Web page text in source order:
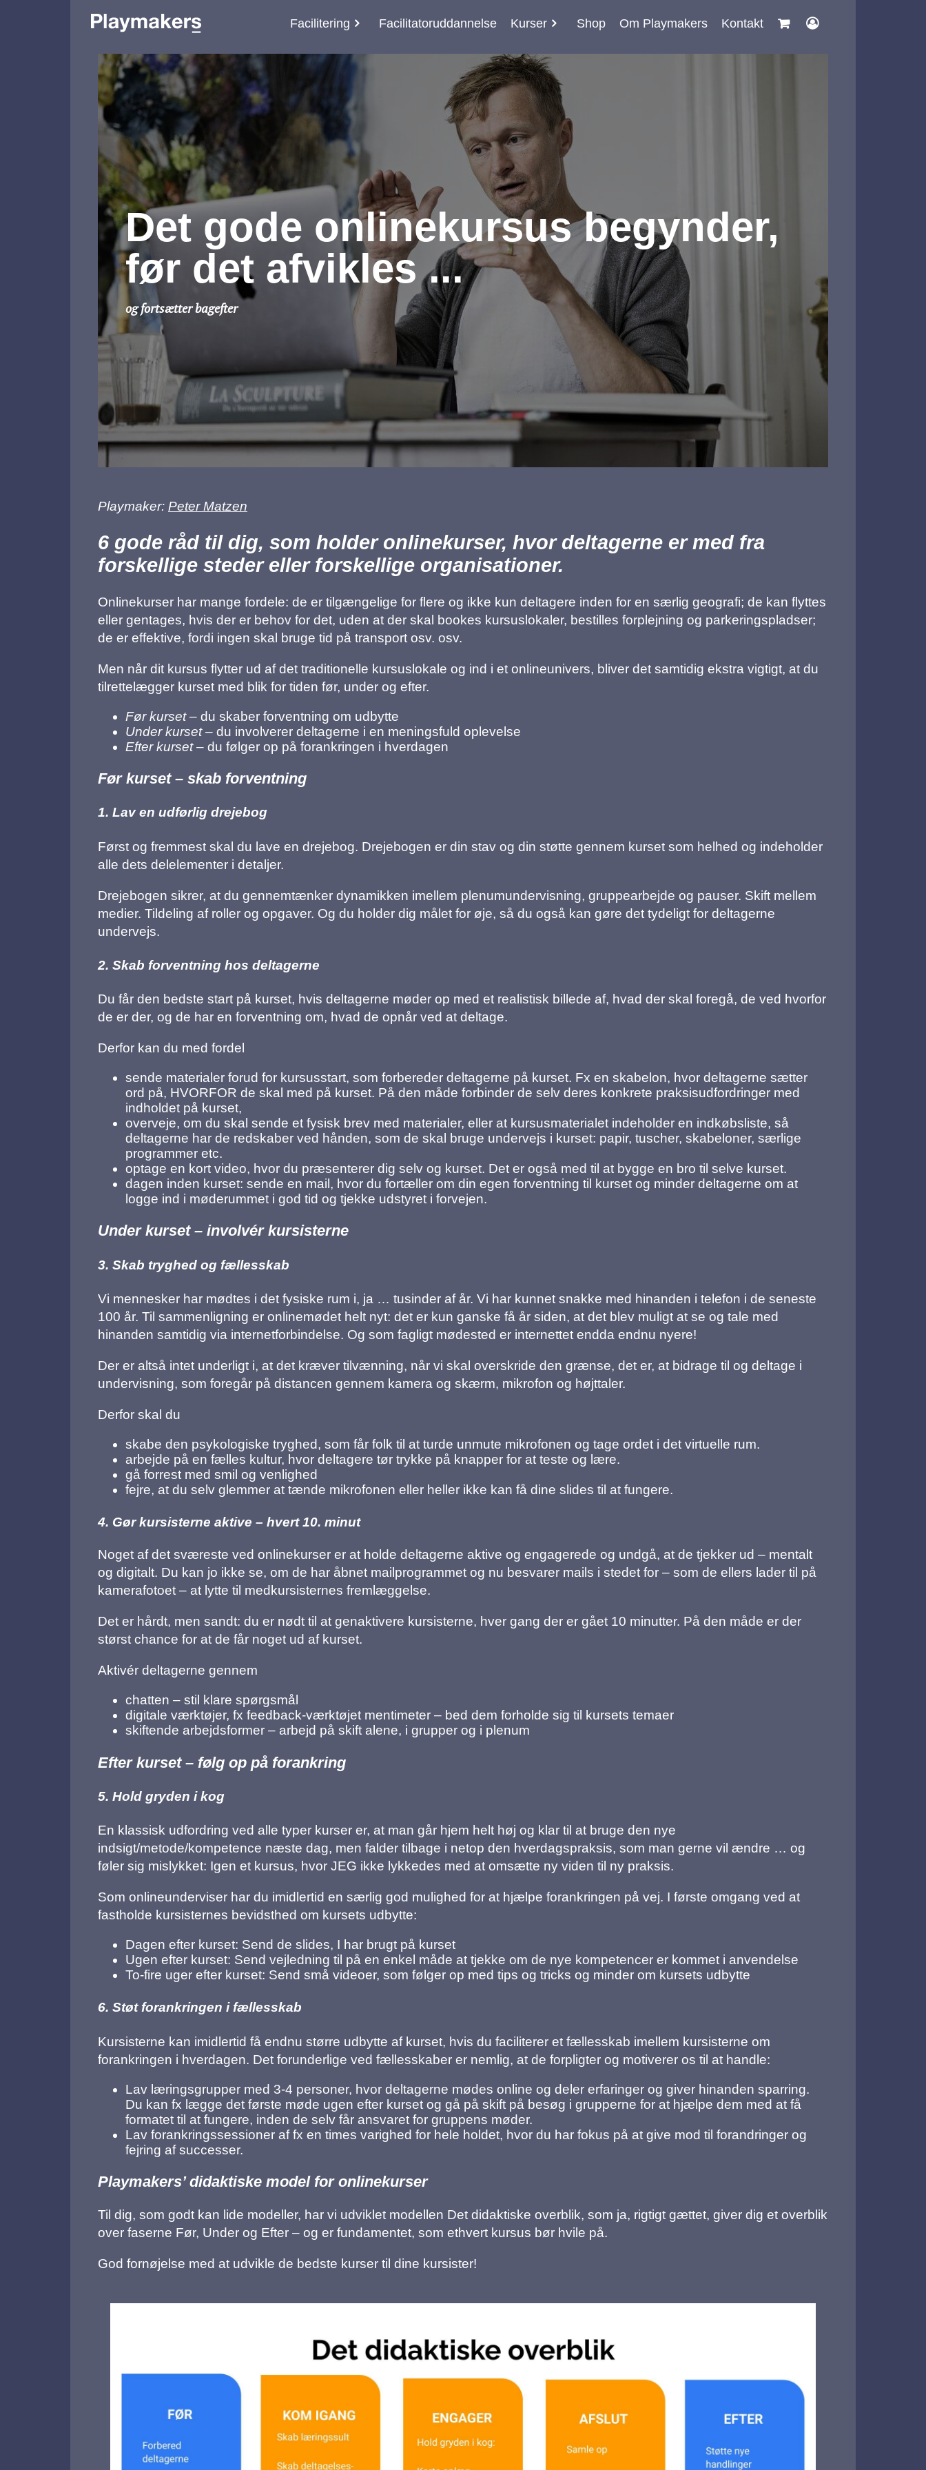
Facilitering Facilitatoruddannelse Kurser Shop Om Playmakers Kontakt
Det gode onlinekursus begynder,
før det afvikles ...
og fortsætter bagefter
Playmaker: Peter Matzen
6 gode råd til dig, som holder onlinekurser, hvor deltagerne er med fra
forskellige steder eller forskellige organisationer.
Onlinekurser har mange fordele: de er tilgængelige for flere og ikke kun deltagere inden for en særlig geografi; de kan flyttes
eller gentages, hvis der er behov for det, uden at der skal bookes kursuslokaler, bestilles forplejning og parkeringspladser;
de er effektive, fordi ingen skal bruge tid på transport osv. osv.
Men når dit kursus flytter ud af det traditionelle kursuslokale og ind i et onlineunivers, bliver det samtidig ekstra vigtigt, at du
tilrettelægger kurset med blik for tiden før, under og efter.
Før kurset– du skaber forventning om udbytte
Under kurset– du involverer deltagerne i en meningsfuld oplevelse
Efter kurset– du følger op på forankringen i hverdagen
Før kurset – skab forventning
1. Lav en udførlig drejebog
Først og fremmest skal du lave en drejebog. Drejebogen er din stav og din støtte gennem kurset som helhed og indeholder
alle dets delelementer i detaljer.
Drejebogen sikrer, at du gennemtænker dynamikken imellem plenumundervisning, gruppearbejde og pauser. Skift mellem
medier. Tildeling af roller og opgaver. Og du holder dig målet for øje, så du også kan gøre det tydeligt for deltagerne
undervejs.
2. Skab forventning hos deltagerne
Du får den bedste start på kurset, hvis deltagerne møder op med et realistisk billede af, hvad der skal foregå, de ved hvorfor
de er der, og de har en forventning om, hvad de opnår ved at deltage.
Derfor kan du med fordel
sende materialer forud for kursusstart, som forbereder deltagerne på kurset. Fx en skabelon, hvor deltagerne sætter
ord på, HVORFOR de skal med på kurset. På den måde forbinder de selv deres konkrete praksisudfordringer med
indholdet på kurset,
overveje, om du skal sende et fysisk brev med materialer, eller at kursusmaterialet indeholder en indkøbsliste, så
deltagerne har de redskaber ved hånden, som de skal bruge undervejs i kurset: papir, tuscher, skabeloner, særlige
programmer etc.
optage en kort video, hvor du præsenterer dig selv og kurset. Det er også med til at bygge en bro til selve kurset.
dagen inden kurset: sende en mail, hvor du fortæller om din egen forventning til kurset og minder deltagerne om at
logge ind i møderummet i god tid og tjekke udstyret i forvejen.
Under kurset – involvér kursisterne
3. Skab tryghed og fællesskab
Vi mennesker har mødtes i det fysiske rum i, ja … tusinder af år. Vi har kunnet snakke med hinanden i telefon i de seneste
100 år. Til sammenligning er onlinemødet helt nyt: det er kun ganske få år siden, at det blev muligt at se og tale med
hinanden samtidig via internetforbindelse. Og som fagligt mødested er internettet endda endnu nyere!
Der er altså intet underligt i, at det kræver tilvænning, når vi skal overskride den grænse, det er, at bidrage til og deltage i
undervisning, som foregår på distancen gennem kamera og skærm, mikrofon og højttaler.
Derfor skal du
skabe den psykologiske tryghed, som får folk til at turde unmute mikrofonen og tage ordet i det virtuelle rum.
arbejde på en fælles kultur, hvor deltagere tør trykke på knapper for at teste og lære.
gå forrest med smil og venlighed
fejre, at du selv glemmer at tænde mikrofonen eller heller ikke kan få dine slides til at fungere.
4. Gør kursisterne aktive – hvert 10. minut
Noget af det sværeste ved onlinekurser er at holde deltagerne aktive og engagerede og undgå, at de tjekker ud – mentalt
og digitalt. Du kan jo ikke se, om de har åbnet mailprogrammet og nu besvarer mails i stedet for – som de ellers lader til på
kamerafotoet – at lytte til medkursisternes fremlæggelse.
Det er hårdt, men sandt: du er nødt til at genaktivere kursisterne, hver gang der er gået 10 minutter. På den måde er der
størst chance for at de får noget ud af kurset.
Aktivér deltagerne gennem
chatten – stil klare spørgsmål
digitale værktøjer, fx feedback-værktøjet mentimeter – bed dem forholde sig til kursets temaer
skiftende arbejdsformer – arbejd på skift alene, i grupper og i plenum
Efter kurset – følg op på forankring
5. Hold gryden i kog
En klassisk udfordring ved alle typer kurser er, at man går hjem helt høj og klar til at bruge den nye
indsigt/metode/kompetence næste dag, men falder tilbage i netop den hverdagspraksis, som man gerne vil ændre … og
føler sig mislykket: Igen et kursus, hvor JEG ikke lykkedes med at omsætte ny viden til ny praksis.
Som onlineunderviser har du imidlertid en særlig god mulighed for at hjælpe forankringen på vej. I første omgang ved at
fastholde kursisternes bevidsthed om kursets udbytte:
Dagen efter kurset: Send de slides, I har brugt på kurset
Ugen efter kurset: Send vejledning til på en enkel måde at tjekke om de nye kompetencer er kommet i anvendelse
To-fire uger efter kurset: Send små videoer, som følger op med tips og tricks og minder om kursets udbytte
6. Støt forankringen i fællesskab
Kursisterne kan imidlertid få endnu større udbytte af kurset, hvis du faciliterer et fællesskab imellem kursisterne om
forankringen i hverdagen. Det forunderlige ved fællesskaber er nemlig, at de forpligter og motiverer os til at handle:
Lav læringsgrupper med 3-4 personer, hvor deltagerne mødes online og deler erfaringer og giver hinanden sparring.
Du kan fx lægge det første møde ugen efter kurset og gå på skift på besøg i grupperne for at hjælpe dem med at få
formatet til at fungere, inden de selv får ansvaret for gruppens møder.
Lav forankringssessioner af fx en times varighed for hele holdet, hvor du har fokus på at give mod til forandringer og
fejring af successer.
Playmakers’ didaktiske model for onlinekurser
Til dig, som godt kan lide modeller, har vi udviklet modellen Det didaktiske overblik, som ja, rigtigt gættet, giver dig et overblik
over faserne Før, Under og Efter – og er fundamentet, som ethvert kursus bør hvile på.
God fornøjelse med at udvikle de bedste kurser til dine kursister!